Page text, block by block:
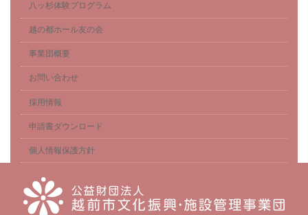
八ッ杉体験プログラム
越の都ホール友の会
事業団概要
お問い合わせ
採用情報
申請書ダウンロード
個人情報保護方針